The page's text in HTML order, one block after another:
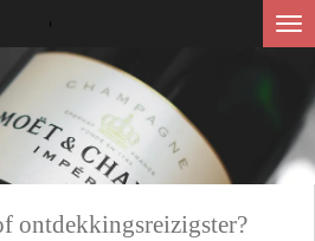
ontdekkingsreizigster?